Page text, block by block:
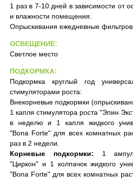
1 раз в 7-10 дней в зависимости от
и влажности помещения.
Опрыскивания ежедневные
ОСВЕЩЕНИЕ:
Светлое место
ПОДКОРМКА:
Подкормка круглый год
стимуляторами роста:
Внекорневые подкормки
1 капля стимулятора роста "Эпин
в неделю и 1 капля жидкого
"Bona Forte" для всех комнатных
раз в 2 недели.
Корневые подкормки: 1
"Циркон" и 1 колпачок жидкого
"Bona Forte" для всех комнатных